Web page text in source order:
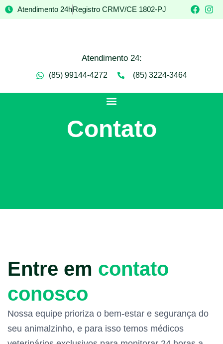
Atendimento 24hRegistro CRMV/CE 1802-PJ
Atendimento 24:
(85) 99144-4272 (85) 3224-3464
Contato
Entre em contato
conosco
Nossa equipe prioriza o bem-estar e segurança do
seu animalzinho, e para isso temos médicos